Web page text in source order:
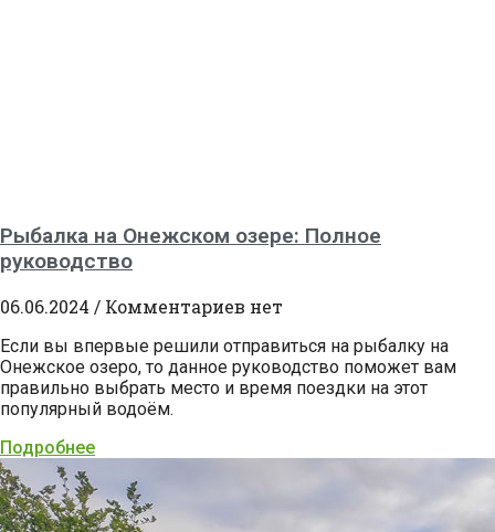
Рыбалка на Онежском озере: Полное
руководство
06.06.2024 Комментариев нет
Если вы впервые решили отправиться на рыбалку на
Онежское озеро, то данное руководство поможет вам
правильно выбрать место и время поездки на этот
популярный водоём.
Подробнее